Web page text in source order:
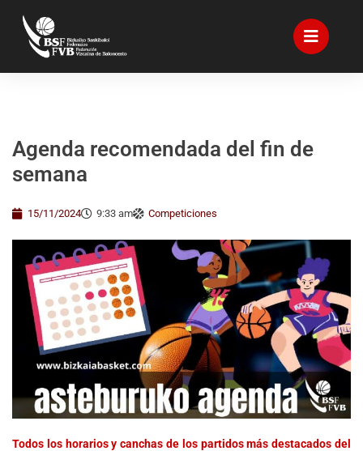
Agenda recomendada del fin de
semana
15/11/2024 9:33 am Competiciones
Todos los horarios y canchas de los partidos más destacados del